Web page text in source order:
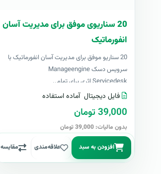
20 سناریوی موفق برای مدیریت آسان
انفورماتیک
20 سناریو موفق برای مدیریت آسان انفورماتیک با
سرویس دسک Manageengine
Servicedesk اثری برای تمام..
فایل دیجیتال آماده استفاده
39,000 تومان
بدون مالیات: 39,000 تومان
افزودن به سبد علاقه‌مندی مقایسه